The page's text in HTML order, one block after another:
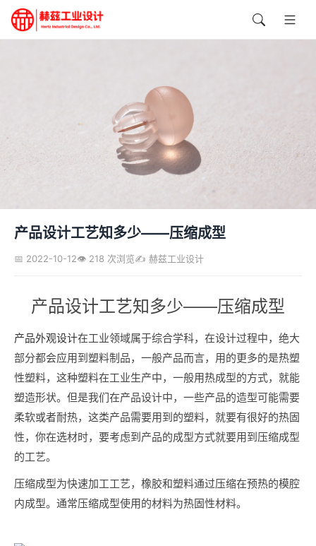
产品设计工艺知多少——压缩成型
📅 2022-10-12👁️ 218 次浏览✍️ 赫兹工业设计
产品设计工艺知多少——压缩成型
产品外观设计在工业领域属于综合学科，在设计过程中，绝大
部分都会应用到塑料制品，一般产品而言，用的更多的是热塑
性塑料，这种塑料在工业生产中，一般用热成型的方式，就能
塑造形状。但是我们在产品设计中，一些产品的造型可能需要
柔软或者耐热，这类产品需要用到的塑料，就要有很好的热固
性，你在选材时，要考虑到产品的成型方式就要用到压缩成型
的工艺。
压缩成型为快速加工工艺，橡胶和塑料通过压缩在预热的模腔
内成型。通常压缩成型使用的材料为热固性材料。